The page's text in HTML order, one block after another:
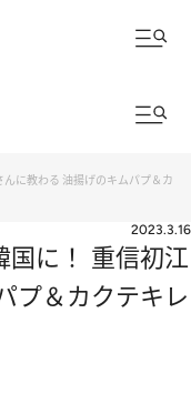
んに教わる 油揚げのキムパプ＆カ
2023.3.16
国に！ 重信初江
プ＆カクテキレ